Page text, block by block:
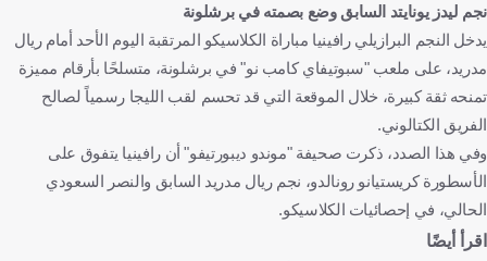
الدوري الإسباني
النصر ضد الهلال النصر
دوري روشن السعودي
رافينيا
كريستيانو رونالدو
البرازيل ضد هايتي
البرازيل هايتي
كأس العالم
إسكتلندا ضد البرازيل
المغرب
إسبانيا المملكة العربية السعودية
البرازيل
البرتغال
هايتي الولايات المتحدة اسكتلندا
المغرب
كرة قدم
نجم ليدز يونايتد السابق وضع بصمته في برشلونة
يدخل النجم البرازيلي رافينيا مباراة الكلاسيكو المرتقبة اليوم الأحد أمام ريال
مدريد، على ملعب "سبوتيفاي كامب نو" في برشلونة، متسلحًا بأرقام مميزة
تمنحه ثقة كبيرة، خلال الموقعة التي قد تحسم لقب الليجا رسمياً لصالح
الفريق الكتالوني.
وفي هذا الصدد، ذكرت صحيفة "موندو ديبورتيفو" أن رافينيا يتفوق على
الأسطورة كريستيانو رونالدو، نجم ريال مدريد السابق والنصر السعودي
الحالي، في إحصائيات الكلاسيكو.
اقرأ أيضًا